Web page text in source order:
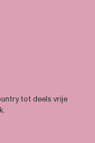
tot deels vrije